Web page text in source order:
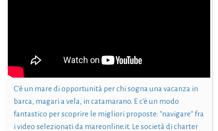
C'è un mare di opportunità per chi sogna una vacanza in
barca, magari a vela, in catamarano. E c'è un modo
fantastico per scoprire le migliori proposte: "navigare" fra
i video selezionati da mareonline.it. Le società di charter